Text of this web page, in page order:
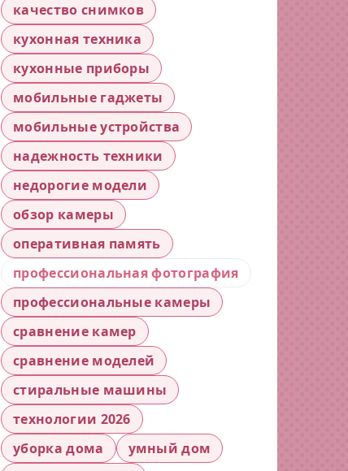
качество снимков
кухонная техника
кухонные приборы
мобильные гаджеты
мобильные устройства
надежность техники
недорогие модели
обзор камеры
оперативная память
профессиональная фотография
профессиональные камеры
сравнение камер
сравнение моделей
стиральные машины
технологии 2026
уборка дома
умный дом